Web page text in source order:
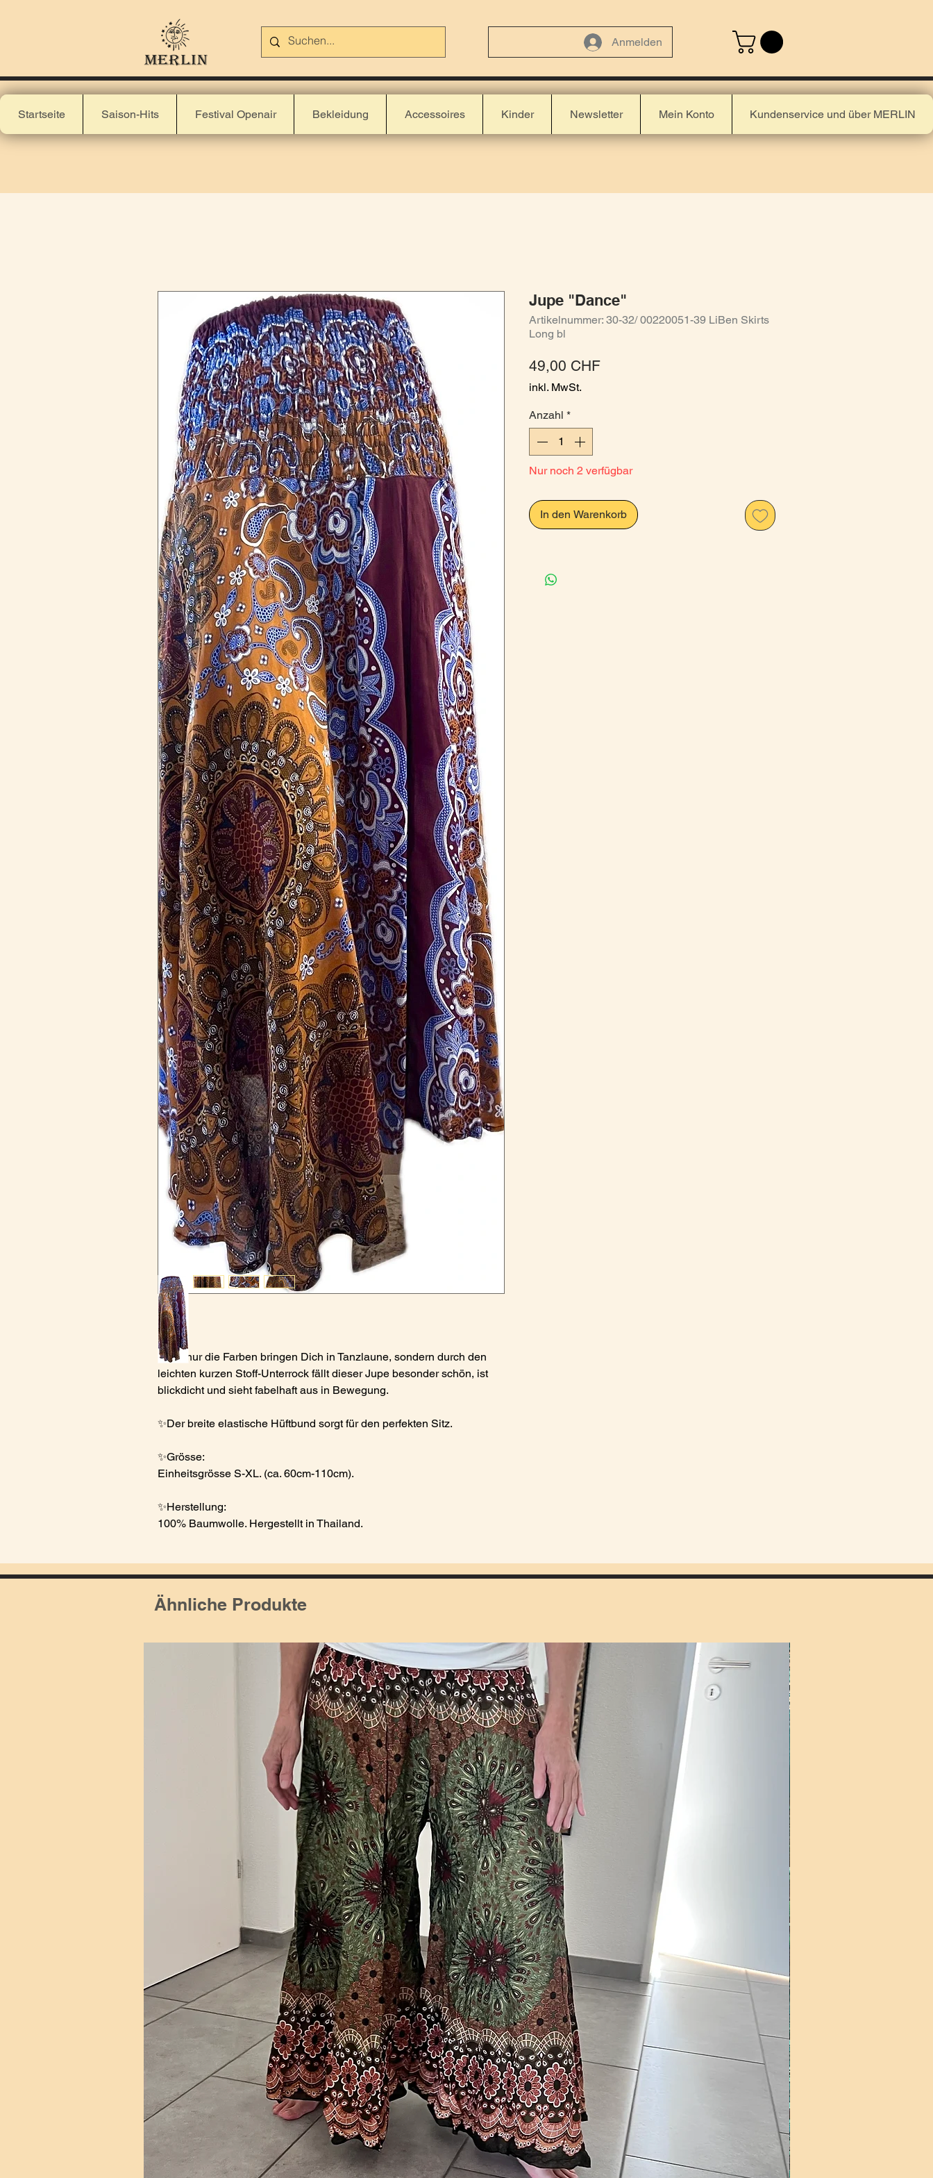
Anmelden
Startseite Saison-Hits Festival Openair Bekleidung Accessoires Kinder Newsletter Mein Konto Kundenservice und über MERLIN
Nicht nur die Farben bringen Dich in Tanzlaune, sondern durch den
leichten kurzen Stoff-Unterrock fällt dieser Jupe besonder schön, ist
blickdicht und sieht fabelhaft aus in Bewegung.
✨Der breite elastische Hüftbund sorgt für den perfekten Sitz.
✨Grösse:
Einheitsgrösse S-XL. (ca. 60cm-110cm).
✨Herstellung:
100% Baumwolle. Hergestellt in Thailand.
Jupe "Dance"
Artikelnummer: 30-32/ 00220051-39 LiBen Skirts
Long bl
49,00 CHFPreis
inkl. MwSt.
Anzahl *
Nur noch 2 verfügbar
In den Warenkorb
Ähnliche Produkte